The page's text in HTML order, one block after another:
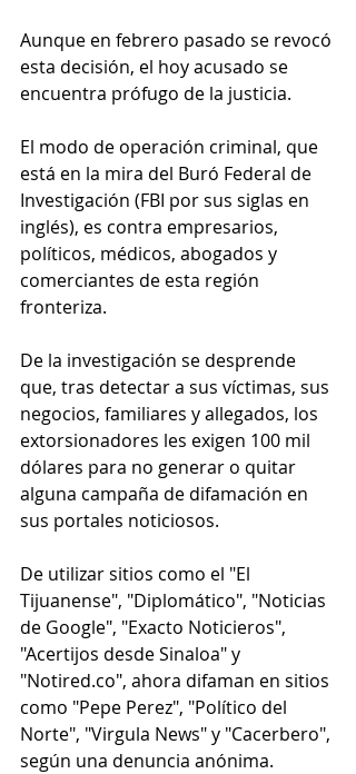
Aunque en febrero pasado se revocó
esta decisión, el hoy acusado se
encuentra prófugo de la justicia.
El modo de operación criminal, que
está en la mira del Buró Federal de
Investigación (FBI por sus siglas en
inglés), es contra empresarios,
políticos, médicos, abogados y
comerciantes de esta región
fronteriza.
De la investigación se desprende
que, tras detectar a sus víctimas, sus
negocios, familiares y allegados, los
extorsionadores les exigen 100 mil
dólares para no generar o quitar
alguna campaña de difamación en
sus portales noticiosos.
De utilizar sitios como el "El
Tijuanense", "Diplomático", "Noticias
de Google", "Exacto Noticieros",
"Acertijos desde Sinaloa" y
"Notired.co", ahora difaman en sitios
como "Pepe Perez", "Político del
Norte", "Virgula News" y "Cacerbero",
según una denuncia anónima.